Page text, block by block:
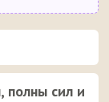
полны сил и